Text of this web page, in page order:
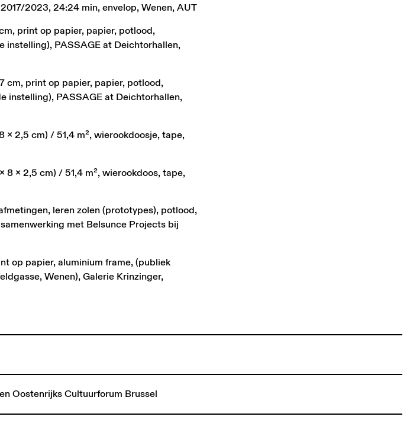
2023, 24:24 min, envelop, Wenen, AUT
print op papier, papier, potlood,
instelling), PASSAGE at Deichtorhallen,
cm, print op papier, papier, potlood,
instelling), PASSAGE at Deichtorhallen,
2,5 cm) / 51,4 m², wierookdoosje, tape,
x 2,5 cm) / 51,4 m², wierookdoos, tape,
leren zolen (prototypes), potlood,
met Belsunce Projects bij
op papier, aluminium frame, (publiek
Wenen), Galerie Krinzinger,
Oostenrijks Cultuurforum Brussel